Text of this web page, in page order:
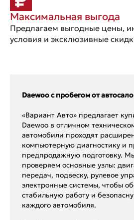
Максимальная выгода
Предлагаем выгодные цены,
условия и эксклюзивные
Daewoo с пробегом от
«Вариант Авто» предлагает
Daewoo в отличном
автомобили проходят
компьютерную диагностику и
предпродажную подготовку.
проверяем основные узлы:
передач, подвеску, рулевое
электронные системы, чтобы
стабильную работу и
каждого автомобиля.